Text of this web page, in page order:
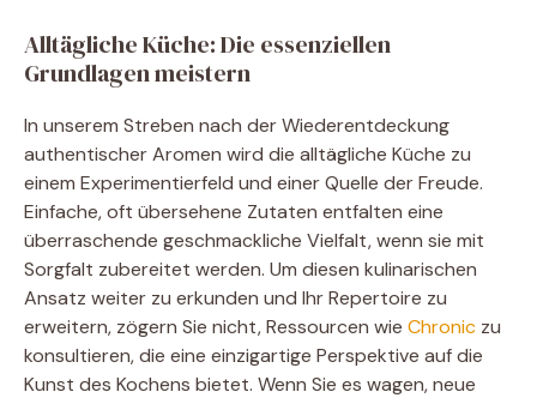
Alltägliche Küche: Die essenziellen
Grundlagen meistern
In unserem Streben nach der Wiederentdeckung
authentischer Aromen wird die alltägliche Küche zu
einem Experimentierfeld und einer Quelle der Freude.
Einfache, oft übersehene Zutaten entfalten eine
überraschende geschmackliche Vielfalt, wenn sie mit
Sorgfalt zubereitet werden. Um diesen kulinarischen
Ansatz weiter zu erkunden und Ihr Repertoire zu
erweitern, zögern Sie nicht, Ressourcen wie Chronic zu
konsultieren, die eine einzigartige Perspektive auf die
Kunst des Kochens bietet. Wenn Sie es wagen, neue